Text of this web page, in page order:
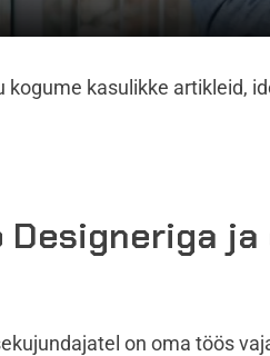
kogume kasulikke artikleid,
ja
on oma töös